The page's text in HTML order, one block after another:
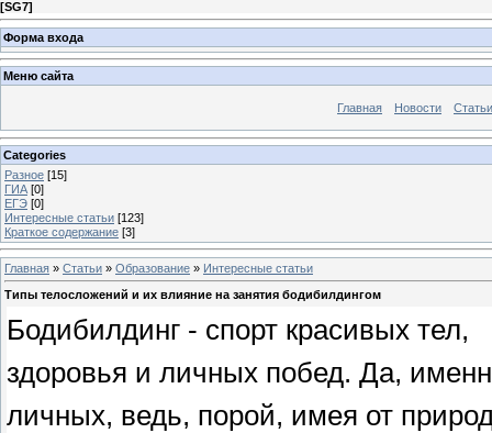
[SG7]
Форма входа
Меню сайта
Главная Новости Статьи
Categories
Разное [15]
ГИА [0]
ЕГЭ [0]
Интересные статьи [123]
Краткое содержание [3]
Главная » Статьи » Образование » Интересные статьи
Типы телосложений и их влияние на занятия бодибилдингом
Бодибилдинг - спорт красивых тел,
здоровья и личных побед. Да,
личных, ведь, порой, имея от